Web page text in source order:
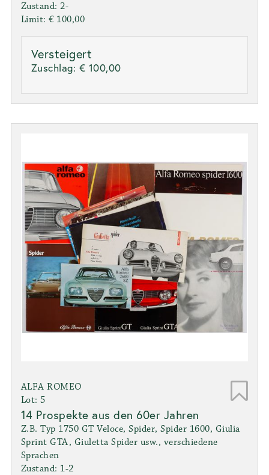
Zustand: 2-
Limit: € 100,00
Versteigert
Zuschlag: € 100,00
ALFA ROMEO
Lot: 5
14 Prospekte aus den 60er Jahren
Z.B. Typ 1750 GT Veloce, Spider, Spider 1600, Giulia
Sprint GTA, Giuletta Spider usw., verschiedene
Sprachen
Zustand: 1-2